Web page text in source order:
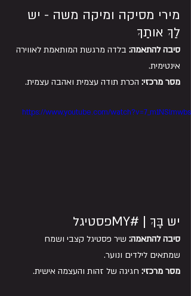
מירי מסיקה ומיקה משה - יש
לַךְ אותַךְ
סיבה להתאמה: בלדה מרגשת המותאמת לאווירה
אינטימית.
מסר מרכזי: הכרת תודה עצמית ואהבה עצמית.
https://www.youtube.com/watch?v=7_m1NSlmwbs
יש בָּךְ | #MYפסטיגל
סיבה להתאמה: שיר פסטיגל קצבי ושמח
שמתאים לילדים ונוער.
מסר מרכזי: חגיגה של זהות והעצמה אישית.